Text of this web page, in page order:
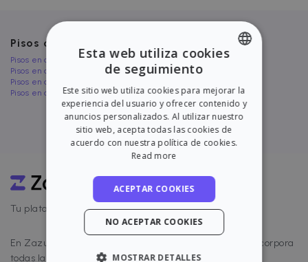
Pisos cerca de Benijófar
Pisos en alquiler en Las Lomas
Pisos en alquiler en Pilar de la Horadada
Pisos en alquiler en Moraira
Pisos en alquiler en Arenals del Sol
Tu plataforma para alquilar bien
En Zazume ofrecemos un software inmobiliario que incorpora
todas las herramientas que necesitas para gestionar y
SPANISH
Esta web utiliza cookies
de seguimiento
Este sitio web utiliza cookies para mejorar la
experiencia del usuario y ofrecer contenido y
anuncios personalizados. Al utilizar nuestro
sitio web, acepta todas las cookies de
acuerdo con nuestra política de cookies.
Read more
ACEPTAR COOKIES
NO ACEPTAR COOKIES
MOSTRAR DETALLES